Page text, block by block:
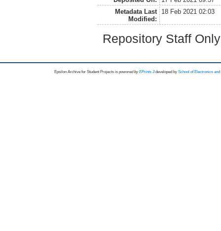
Metadata Last
Modified:
18 Feb 2021 02:03
Repository Staff
Epsilon Archive for Student Projects is powored byEPrints 3 developed by School of Electronics